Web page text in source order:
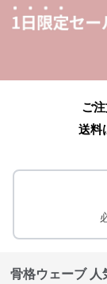
ご
送料
骨格ウェーブ 人